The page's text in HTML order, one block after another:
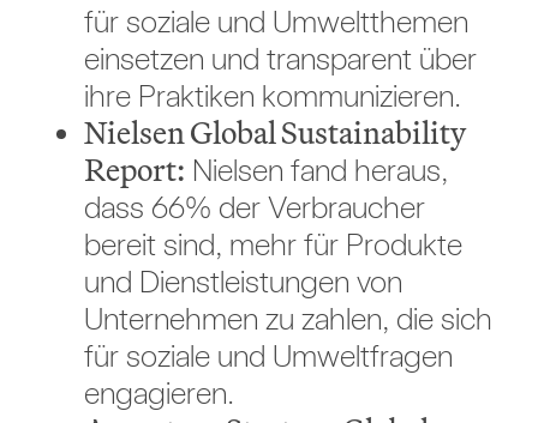
für soziale und Umweltthemen
einsetzen und transparent über
ihre Praktiken kommunizieren.
Nielsen Global Sustainability
Report: Nielsen fand heraus,
dass 66% der Verbraucher
bereit sind, mehr für Produkte
und Dienstleistungen von
Unternehmen zu zahlen, die sich
für soziale und Umweltfragen
engagieren.